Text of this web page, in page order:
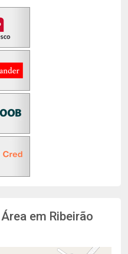
em Ribeirão